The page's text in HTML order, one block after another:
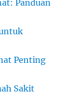
Panduan
Penting
Sakit